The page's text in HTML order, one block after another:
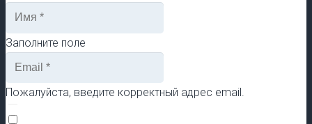
Заполните поле
Пожалуйста, введите корректный адрес email.